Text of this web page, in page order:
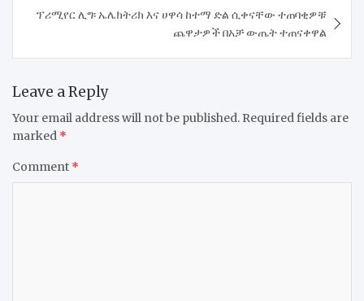
ፕሪሚየር ሊግ፡ ኤሌክትሪክ እና ሀዋሳ ከተማ ድል ሲቀናቸው ተጠባቂዎቹ
ጨዋታዎች በአቻ ውጤት ተጠናቀዋል
Leave a Reply
Your email address will not be published. Required fields are
marked *
Comment *